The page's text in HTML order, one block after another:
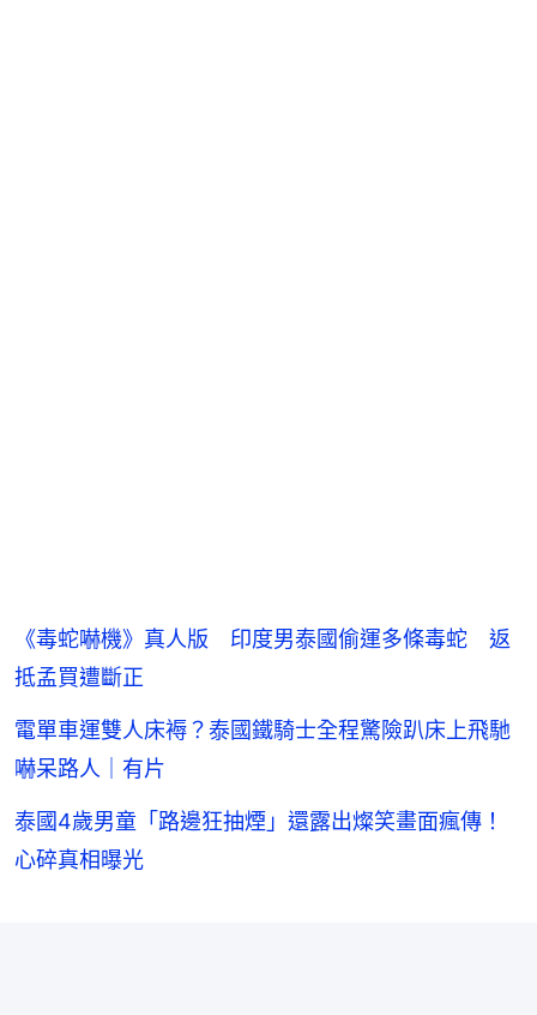
《毒蛇嚇機》真人版 印度男泰國偷運多條毒蛇 返
抵孟買遭斷正
電單車運雙人床褥？泰國鐵騎士全程驚險趴床上飛馳
嚇呆路人｜有片
泰國4歲男童「路邊狂抽煙」還露出燦笑畫面瘋傳！
心碎真相曝光